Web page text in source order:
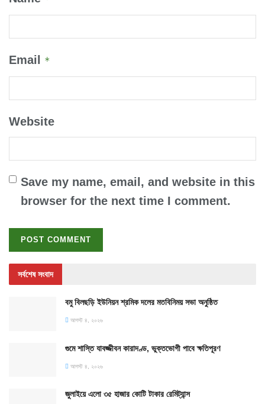
Email *
Website
Save my name, email, and website in this
browser for the next time I comment.
সর্বশেষ সংবাদ
বমু বিলছড়ি ইউনিয়ন শ্রমিক দলের মতবিনিময় সভা অনুষ্ঠিত
আগস্ট ৪, ২০২৬
গুমে শাস্তি যাবজ্জীবন কারাদণ্ড, ভুক্তভোগী পাবে ক্ষতিপূরণ
আগস্ট ৪, ২০২৬
জুলাইয়ে এলো ৩৫ হাজার কোটি টাকার রেমিট্যান্স